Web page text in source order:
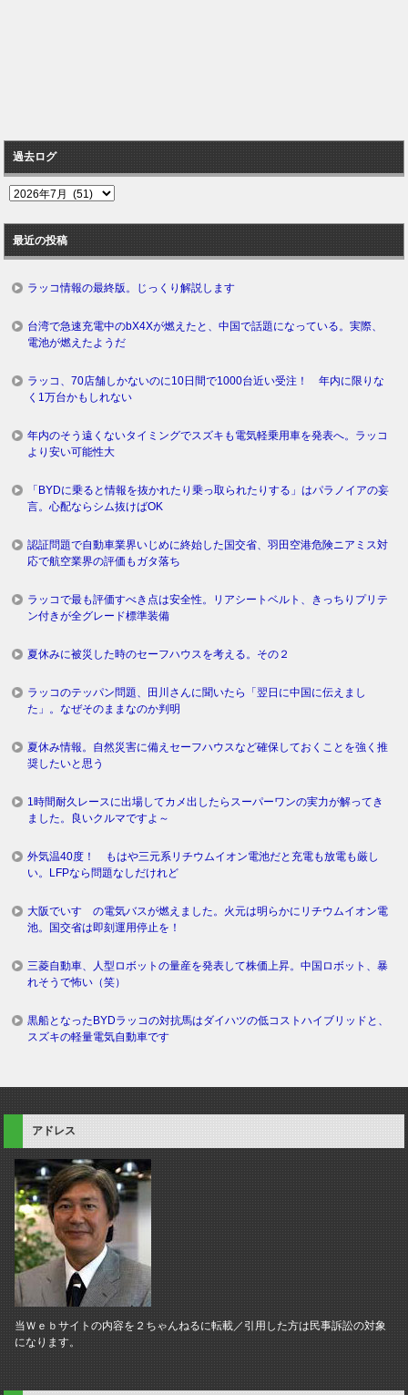
過去ログ
過
ロ
グ
最近の投稿
ラッコ情報の最終版。じっくり解説します
台湾で急速充電中のbX4Xが燃えたと、中国で話題になっている。実際、
電池が燃えたようだ
ラッコ、70店舗しかないのに10日間で1000台近い受注！ 年内に限りな
く1万台かもしれない
年内のそう遠くないタイミングでスズキも電気軽乗用車を発表へ。ラッコ
より安い可能性大
「BYDに乗ると情報を抜かれたり乗っ取られたりする」はパラノイアの妄
言。心配ならシム抜けばOK
認証問題で自動車業界いじめに終始した国交省、羽田空港危険ニアミス対
応で航空業界の評価もガタ落ち
ラッコで最も評価すべき点は安全性。リアシートベルト、きっちりプリテ
ン付きが全グレード標準装備
夏休みに被災した時のセーフハウスを考える。その２
ラッコのテッパン問題、田川さんに聞いたら「翌日に中国に伝えまし
た」。なぜそのままなのか判明
夏休み情報。自然災害に備えセーフハウスなど確保しておくことを強く推
奨したいと思う
1時間耐久レースに出場してカメ出したらスーパーワンの実力が解ってき
ました。良いクルマですよ～
外気温40度！ もはや三元系リチウムイオン電池だと充電も放電も厳し
い。LFPなら問題なしだけれど
大阪でいすゞの電気バスが燃えました。火元は明らかにリチウムイオン電
池。国交省は即刻運用停止を！
三菱自動車、人型ロボットの量産を発表して株価上昇。中国ロボット、暴
れそうで怖い（笑）
黒船となったBYDラッコの対抗馬はダイハツの低コストハイブリッドと、
スズキの軽量電気自動車です
アドレス
当Ｗｅｂサイトの内容を２ちゃんねるに転載／引用した方は民事訴訟の対象
になります。